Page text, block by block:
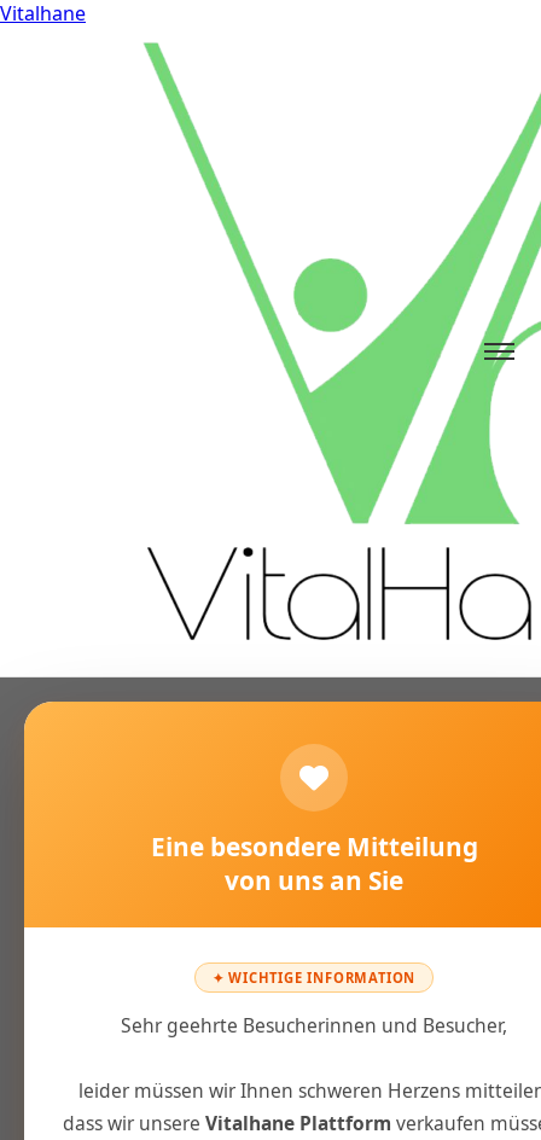
Vitalhane
Eine besondere Mitteilung
von uns an Sie
✦ WICHTIGE INFORMATION
Sehr geehrte Besucherinnen und Besucher,
leider müssen wir Ihnen schweren Herzens
dass wir unsere Vitalhane Plattform verkaufen